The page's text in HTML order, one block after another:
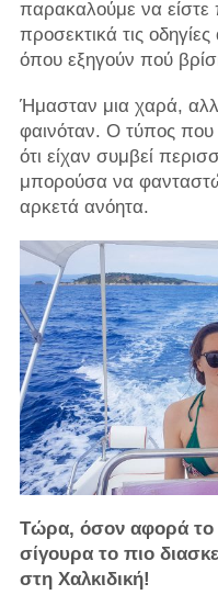
παρακαλούμε να είστε
προσεκτικά τις
όπου εξηγούν πού
Ήμασταν μια χαρά,
φαινόταν. Ο τύπος που
ότι είχαν συμβεί
μπορούσα να
αρκετά ανόητα.
Τώρα, όσον αφορά το
σίγουρα το πιο
στη Χαλκιδική!